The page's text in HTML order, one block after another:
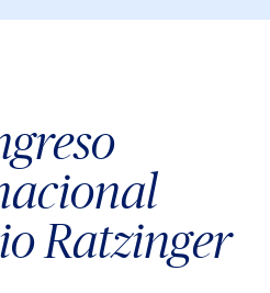
Ratzinger